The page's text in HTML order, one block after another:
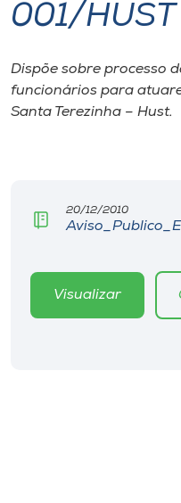
I.nova
Diplomados
Editora
001/
Dispõe sobre processo
funcionários para
Santa Terezinha – Hust.
20/12/2010
Visualizar